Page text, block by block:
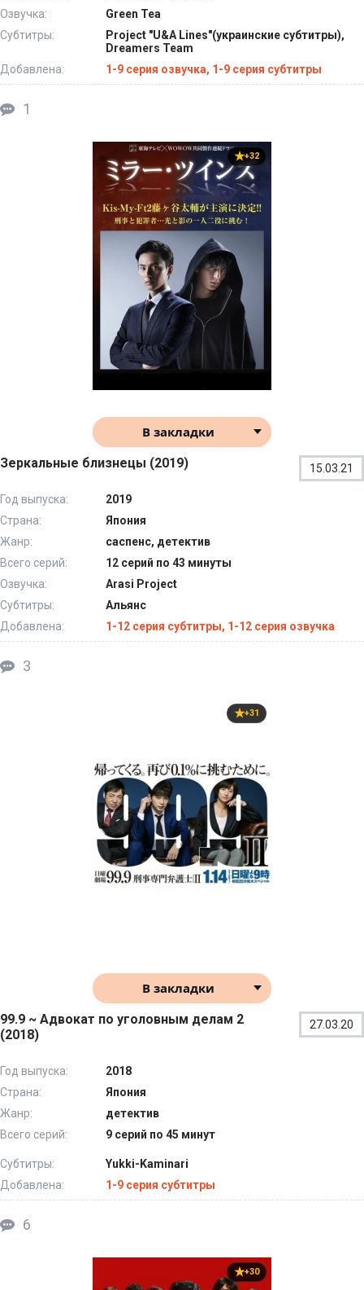
Озвучка:
Green Tea
Субтитры:
Project "U&A Lines"(украинские субтитры),
Dreamers Team
Добавлена:
1-9 серия озвучка, 1-9 серия субтитры
1
+32
В закладки
Зеркальные близнецы (2019) 15.03.21
Год выпуска:
2019
Страна:
Япония
Жанр:
саспенс, детектив
Всего серий:
12 серий по 43 минуты
Озвучка:
Arasi Project
Субтитры:
Альянс
Добавлена:
1-12 серия субтитры, 1-12 серия озвучка
3
+31
В закладки
99.9 ~ Адвокат по уголовным делам 2
(2018)
27.03.20
Год выпуска:
2018
Страна:
Япония
Жанр:
детектив
Всего серий:
9 серий по 45 минут
Субтитры:
Yukki-Kaminari
Добавлена:
1-9 серия субтитры
6
+30